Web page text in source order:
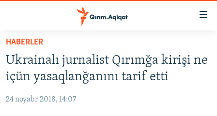
Esas
qaytmaq
Baş
navigatsiyağa
qaytmaq
HABERLER
İQTİSADİYAT
CEMİYET
HABERLER
Ukrainalı jurnalist Qırımğa kirişi ne
içün yasaqlanğanını tarif etti
24 noyabr 2018, 14:07